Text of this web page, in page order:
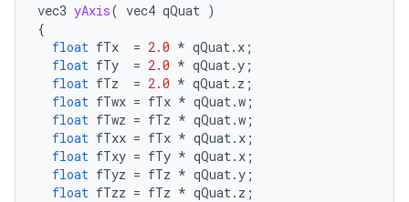
vec3 yAxis( vec4 qQuat )
{
float fTx = 2.0 * qQuat . x ;
float fTy = 2.0 * qQuat .y ;
float fTz = 2.0 * qQuat . z ;
float fTwx = fTx * qQuat .w ;
float fTwz = fTz * qQuat .w ;
float fTxx = fTx * qQuat . x ;
float fTxy = fTy * qQuat . x ;
float fTyz = fTz * qQuat .y ;
float fTzz = fTz * qQuat . z ;